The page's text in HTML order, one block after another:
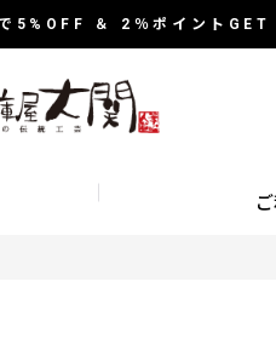
5%OFF ＆ 2％ポイントGET